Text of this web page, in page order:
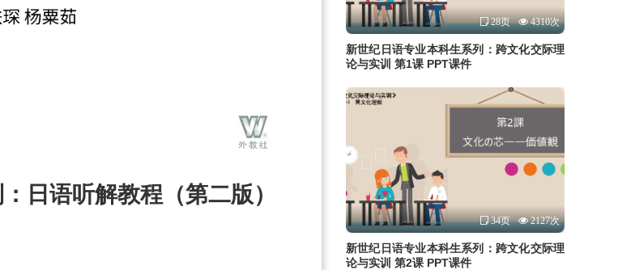
日语听解教程（第二版）
28页 4310次
新世纪日语专业本科生系列：跨文化交际理
论与实训 第1课 PPT课件
34页 2127次
新世纪日语专业本科生系列：跨文化交际理
论与实训 第2课 PPT课件